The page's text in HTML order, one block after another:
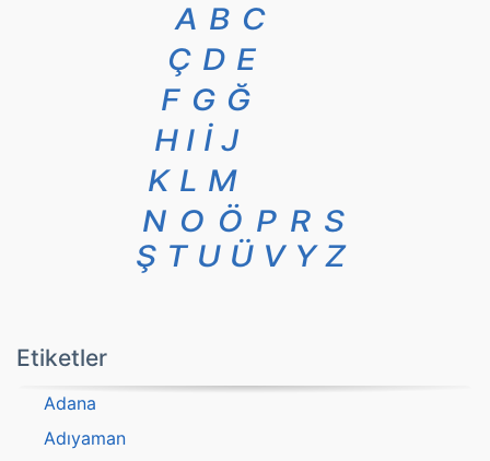
A B C
Ç D E
F G Ğ
H I İ J
K L M
N O Ö P R S
Ş T U Ü V Y Z
Etiketler
Adana
Adıyaman